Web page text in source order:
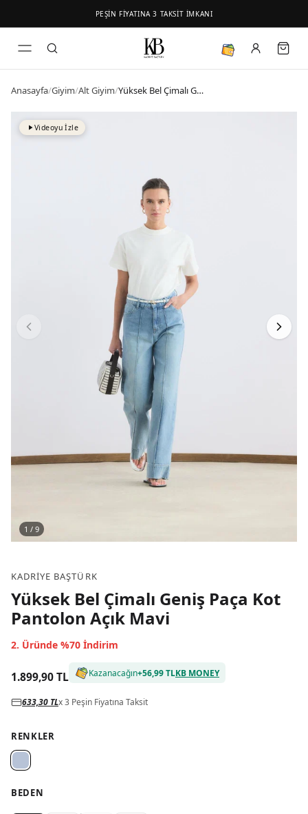
PEŞİN FİYATINA 3 TAKSİT İMKANI
Anasayfa/Giyim/Alt Giyim/ Yüksek Bel Çimalı Geniş Paça Kot Pantolon Açık Mavi
Videoyu İzle
1 / 9
KADRIYE BAŞTÜRK
Yüksek Bel Çimalı Geniş Paça Kot
Pantolon Açık Mavi
2. Üründe %70 İndirim
1.899,90 TL Kazanacağın+56,99 TLKB MONEY
633,30 TLx 3 Peşin Fiyatına Taksit
RENKLER
BEDEN